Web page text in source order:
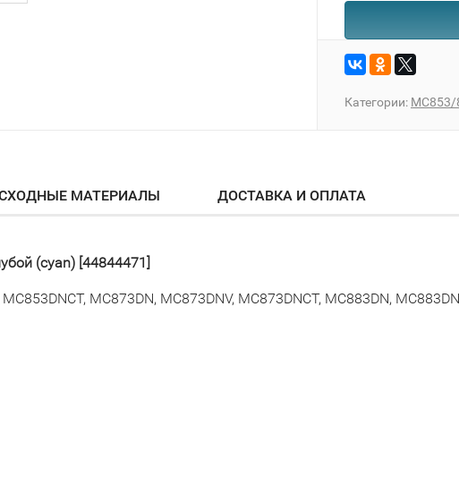
Категории:
МАТЕРИАЛЫ ДОСТАВКА И ОПЛАТА
(cyan) [44844471]
MC873DN, MC873DNV, MC873DNCT, MC883DN,